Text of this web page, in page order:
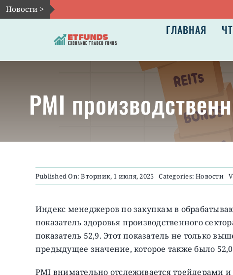
Skip
to
Новости >
ГЛАВНАЯ
PMI
Published On: Вторник, 1 июля, 2025 Categories:Новости
Индекс менеджеров по закупкам в
показатель здоровья производственного
показатель 52,9. Этот показатель не только
предыдущее значение, которое также было
PMI внимательно отслеживается трейдерами